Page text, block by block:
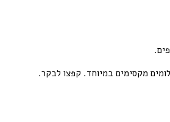
מקסימים במיוחד. קפצו לבקר.